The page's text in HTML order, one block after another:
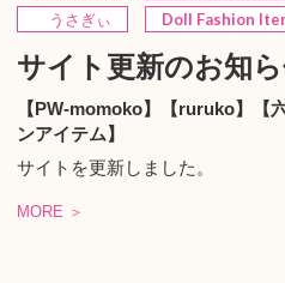
うさぎぃ
Doll Fashion
サイト更新のお知
【PW-momoko】【ruruko】【
ンアイテム】
サイトを更新しました。
MORE ＞